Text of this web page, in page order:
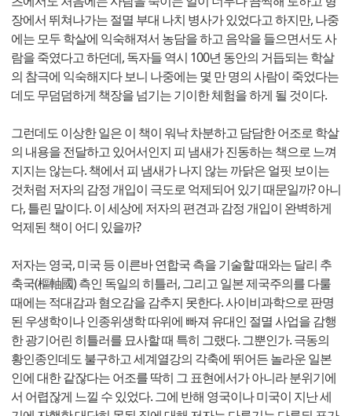
장에서 뛰쳐나가는 절멸 부대 나치 병사가 있었다고 하지만, 나중
에는 모두 학살에 익숙해져서 농담을 하고 음악을 들으면서도 사
람을 죽였다고 하던데, 독자들 역시 100년 동안의 거듭되는 학살
의 참극에 익숙해지다 보니 나중에는 몇 만 명의 사람이 죽었다는
데도 무덤덤하게 책장을 넘기는 기이한 체험을 하게 될 것이다.
그런데도 이상한 일은 이 책이 워낙 차분하고 담담한 어조로 학살
의 내용을 전달하고 있어서인지 피 냄새가 진동하는 책으로 느껴
지지는 않는다. 책에서 피 냄새가 나지 않는 까닭은 얼핏 보이는
것처럼 저자의 감정 개입이 극도로 억제되어 있기 때문일까? 아니
다, 틀린 말이다. 이 세상에 저자의 편견과 감정 개입이 완벽하게
억제된 책이 어디 있을까?
저자는 영국, 미국 등 이른바 연합국 측을 기술할 때와는 달리 추
축국(樞軸國) 측인 독일의 히틀러, 그리고 일본 제국주의를 다룰
때에는 적대감과 혐오감을 감추지 못한다. 사이비과학으로 판명
된 우생학이나 인종위생학 따위에 빠져 유대인 절멸 사업을 감행
한 광기어린 히틀러를 묘사할 때 특히 그랬다. 그뿐인가. 극동의
황인종인데도 불구하고 세계열강의 각축에 뛰어든 놀라운 일본
인에 대한 같잖다는 어조를 딱히 그 표현에서가 아니라 분위기에
서 어렵잖게 느낄 수 있었다. 그에 반해 영국이나 미국이 지난 세